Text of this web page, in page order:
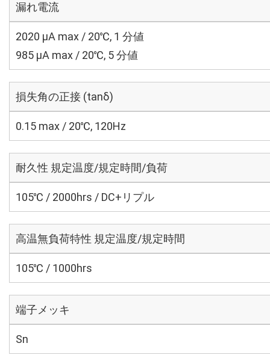
漏れ電流
2020 μA max / 20℃, 1 分値
985 μA max / 20℃, 5 分値
損失角の正接 (tanδ)
0.15 max / 20℃, 120Hz
耐久性 規定温度/規定時間/負荷
105℃ / 2000hrs / DC+リプル
高温無負荷特性 規定温度/規定時間
105℃ / 1000hrs
端子メッキ
Sn